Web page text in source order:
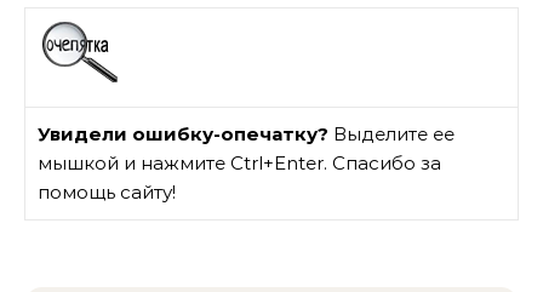
Увидели ошибку-опечатку? Выделите ее
мышкой и нажмите Ctrl+Enter. Спасибо за
помощь сайту!